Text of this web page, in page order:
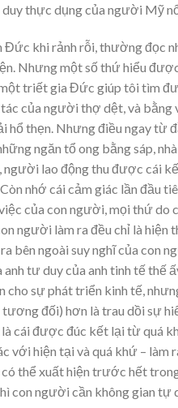
thực dụng của người Mỹ
khi rảnh rỗi, thường đọc
Nhưng một số thứ hiểu
triết gia Đức giúp tôi tìm
của người thợ dệt, và bằng
hổ thẹn. Nhưng điều ngay từ
ngăn tổ ong bằng sáp,
người lao động thu được cái
nhớ cái cảm giác lần đầu
của con người, mọi thứ
người làm ra đều chỉ là
bên ngoài suy nghĩ của con
tư duy của anh tinh tế thế
cho sự phát triển kinh tế,
đối) hơn là trau dồi sự
cái được đúc kết lại từ quá
với hiện tại và quá khứ –
thể xuất hiện trước hết
người cần không gian tự